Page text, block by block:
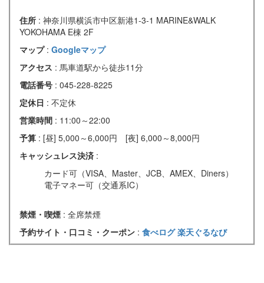
住所 : 神奈川県横浜市中区新港1-3-1 MARINE&WALK
YOKOHAMA E棟 2F
マップ : Googleマップ
アクセス : 馬車道駅から徒歩11分
電話番号 : 045-228-8225
定休日 : 不定休
営業時間 : 11:00～22:00
予算 : [昼] 5,000～6,000円 [夜] 6,000～8,000円
キャッシュレス決済 :
カード可（VISA、Master、JCB、AMEX、Diners）
電子マネー可（交通系IC）
禁煙・喫煙 : 全席禁煙
予約サイト・口コミ・クーポン : 食べログ楽天ぐるなび